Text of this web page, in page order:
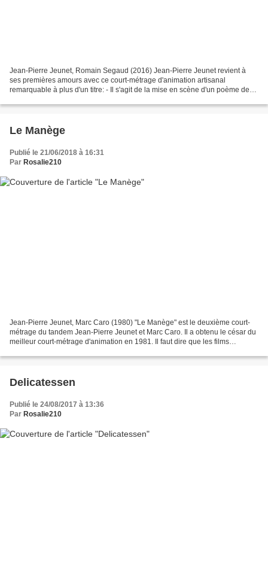
Jean-Pierre Jeunet, Romain Segaud (2016) Jean-Pierre Jeunet revient à
ses premières amours avec ce court-métrage d'animation artisanal
remarquable à plus d'un titre: - Il s'agit de la mise en scène d'un poème de
Le Manège
Publié le 21/06/2018 à 16:31
Par Rosalie210
Jean-Pierre Jeunet, Marc Caro (1980) "Le Manège" est le deuxième court-
métrage du tandem Jean-Pierre Jeunet et Marc Caro. Il a obtenu le césar du
meilleur court-métrage d'animation en 1981. Il faut dire que les films
Delicatessen
Publié le 24/08/2017 à 13:36
Par Rosalie210